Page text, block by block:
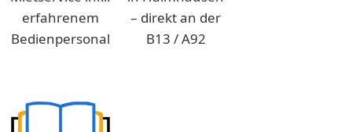
erfahrenem
Bedienpersonal
– direkt an der
B13 / A92